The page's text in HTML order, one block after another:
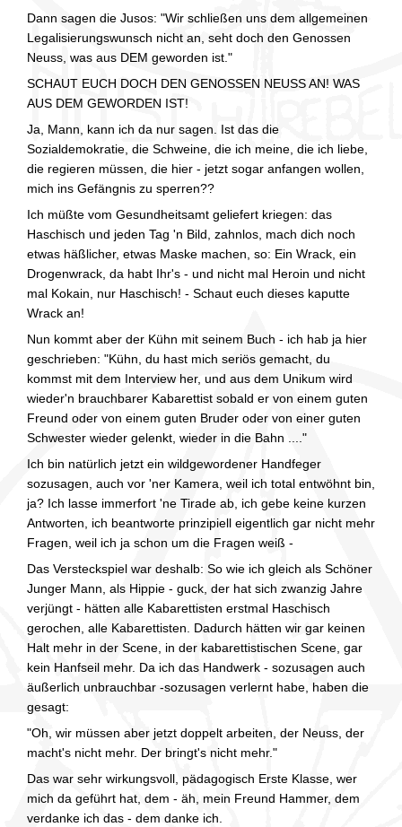
Dann sagen die Jusos: "Wir schließen uns dem allgemeinen
Legalisierungswunsch nicht an, seht doch den Genossen
Neuss, was aus DEM geworden ist."
SCHAUT EUCH DOCH DEN GENOSSEN NEUSS AN! WAS
AUS DEM GEWORDEN IST!
Ja, Mann, kann ich da nur sagen. Ist das die
Sozialdemokratie, die Schweine, die ich meine, die ich liebe,
die regieren müssen, die hier - jetzt sogar anfangen wollen,
mich ins Gefängnis zu sperren??
Ich müßte vom Gesundheitsamt geliefert kriegen: das
Haschisch und jeden Tag 'n Bild, zahnlos, mach dich noch
etwas häßlicher, etwas Maske machen, so: Ein Wrack, ein
Drogenwrack, da habt Ihr's - und nicht mal Heroin und nicht
mal Kokain, nur Haschisch! - Schaut euch dieses kaputte
Wrack an!
Nun kommt aber der Kühn mit seinem Buch - ich hab ja hier
geschrieben: "Kühn, du hast mich seriös gemacht, du
kommst mit dem Interview her, und aus dem Unikum wird
wieder'n brauchbarer Kabarettist sobald er von einem guten
Freund oder von einem guten Bruder oder von einer guten
Schwester wieder gelenkt, wieder in die Bahn ...."
Ich bin natürlich jetzt ein wildgewordener Handfeger
sozusagen, auch vor 'ner Kamera, weil ich total entwöhnt bin,
ja? Ich lasse immerfort 'ne Tirade ab, ich gebe keine kurzen
Antworten, ich beantworte prinzipiell eigentlich gar nicht mehr
Fragen, weil ich ja schon um die Fragen weiß -
Das Versteckspiel war deshalb: So wie ich gleich als Schöner
Junger Mann, als Hippie - guck, der hat sich zwanzig Jahre
verjüngt - hätten alle Kabarettisten erstmal Haschisch
gerochen, alle Kabarettisten. Dadurch hätten wir gar keinen
Halt mehr in der Scene, in der kabarettistischen Scene, gar
kein Hanfseil mehr. Da ich das Handwerk - sozusagen auch
äußerlich unbrauchbar -sozusagen verlernt habe, haben die
gesagt:
"Oh, wir müssen aber jetzt doppelt arbeiten, der Neuss, der
macht's nicht mehr. Der bringt's nicht mehr."
Das war sehr wirkungsvoll, pädagogisch Erste Klasse, wer
mich da geführt hat, dem - äh, mein Freund Hammer, dem
verdanke ich das - dem danke ich.